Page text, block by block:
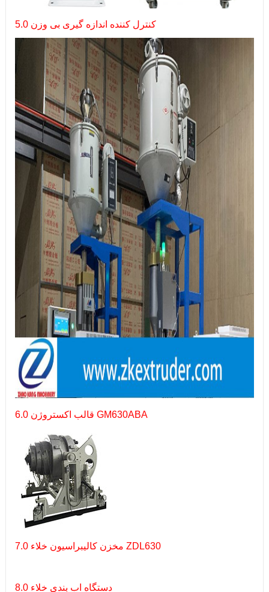
5.0 کنترل کننده اندازه گیری بی وزن
6.0 قالب اکستروژن GM630ABA
7.0 مخزن کالیبراسیون خلاء ZDL630
8.0 دستگاه اب بندی خلاء